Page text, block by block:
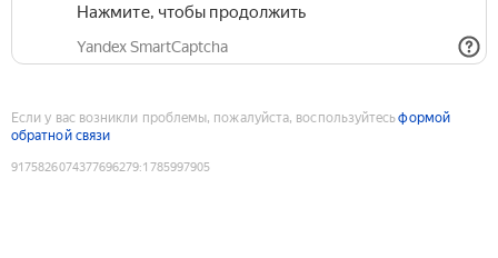
Нажмите, чтобы продолжить
Yandex SmartCaptcha
Если у вас возникли проблемы, пожалуйста, воспользуйтесьформой
обратной связи
9175826074377696279:1785997905